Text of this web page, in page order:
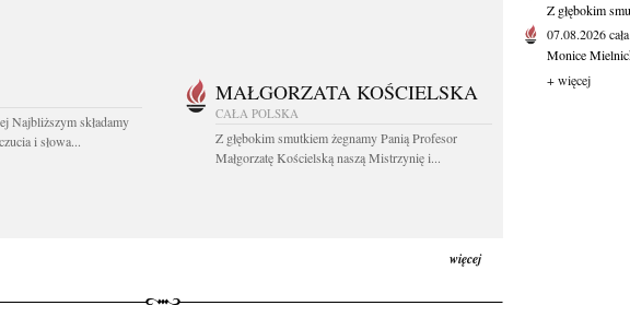
Najbliższym składamy
i słowa...
MAŁGORZATA KOŚCIELSKA
CAŁA POLSKA
Z głębokim smutkiem żegnamy Panią Profesor
Małgorzatę Kościelską naszą Mistrzynię i...
więcej
Z głębokim
07.08.2026
Monice
+ więcej